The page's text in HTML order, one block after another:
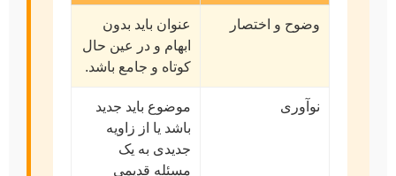
وضوح و اختصار
عنوان باید بدون
ابهام و در عین حال
کوتاه و جامع باشد.
نوآوری
موضوع باید جدید
باشد یا از زاویه
جدیدی به یک
مسئله قدیمی